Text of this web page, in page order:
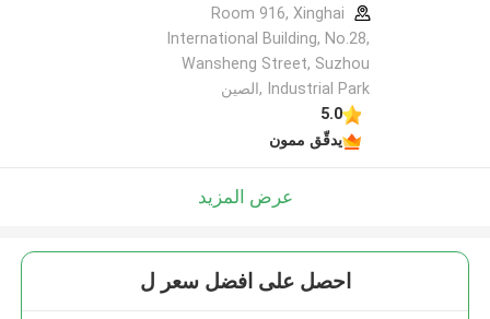
Room 916, Xinghai
International Building, No.28,
Wansheng Street, Suzhou
Industrial Park ,الصين
5.0
يدقّق ممون
عرض المزيد
احصل على افضل سعر ل